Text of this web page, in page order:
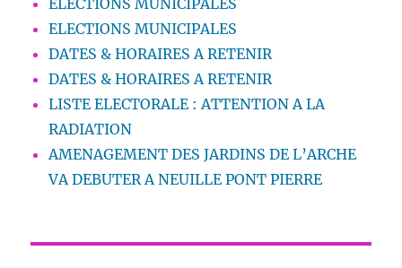
ELECTIONS MUNICIPALES
DATES & HORAIRES A RETENIR
DATES & HORAIRES A RETENIR
LISTE ELECTORALE : ATTENTION A LA
RADIATION
AMENAGEMENT DES JARDINS DE L’ARCHE
VA DEBUTER A NEUILLE PONT PIERRE